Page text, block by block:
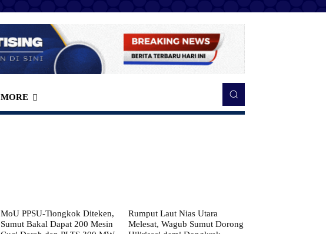
MORE
MoU PPSU-Tiongkok Diteken,
Sumut Bakal Dapat 200 Mesin
Rumput Laut Nias Utara
Melesat, Wagub Sumut Dorong